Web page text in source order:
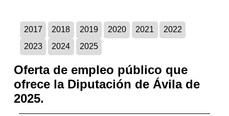
2017 2018 2019 2020 2021
2022
2023
2024 2025
Oferta de empleo público que
ofrece la Diputación de Ávila de
2025.